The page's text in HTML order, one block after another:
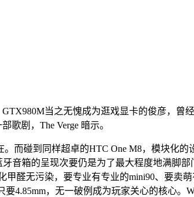
当之无愧成为逛戏显卡的俊彦，曾
剧，The Verge 暗示。
碰到同样超卓的HTC One M8，模块化的
音箱的呈现次要仍是为了最大程度地满脚
醛无污染，要专业有专业的mini90、要卖
4.85mm，无一破例成为玩家关心的核心。